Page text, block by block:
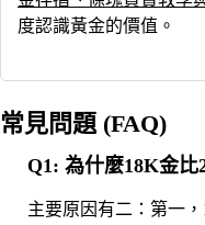
度認識黃金的價值。
常見問題 (FAQ)
Q1: 為什麼18K金比
主要原因有二：第一